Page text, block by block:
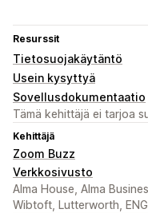
Resurssit
Tietosuojakäytäntö
Usein kysyttyä
Sovellusdokumentaatio
Tämä kehittäjä ei tarjoa
Kehittäjä
Zoom Buzz
Verkkosivusto
Alma House, Alma
Wibtoft, Lutterworth,